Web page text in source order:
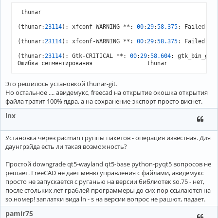
Provides access to QObject or QML objects from HTML
local/qt5-webengine 5.15.19-4 (qt5)
local/qt5-webview 5.15.16-2 (qt5)
local/qt5-x11extras 5.15.18-1 (qt5)
    Provides platform-specific APIs for X11
local/qt5-xcb-private-headers 5.15.18+kde+r109-2
local/qt5-xmlpatterns 5.15.18-1 (qt5)
Support for XPath, XQuery, XSLT and XML schema
local/qt5ct 1.9-1
    Qt5 Configuration Utility
thunar
(thunar:23114): xfconf-WARNING **: 00:29:58.375: Failed to
(thunar:23114): xfconf-WARNING **: 00:29:58.375: Failed to
(thunar:23114): Gtk-CRITICAL **: 00:29:58.604:
Это решилось установкой thunar-git.
Но остальное .... авидемукс, freecad на открытие окошка открытия
файла тратит 100% ядра, а на сохранение-экспорт просто виснет.
lnx
Установка через pacman группы пакетов - операция известная. Для
даунгрэйда есть ли такая возможность?
Простой downgrade qt5-wayland qt5-base python-pyqt5 вопросов не
решает. FreeCAD не дает меню управления с файлами, авидемукс
просто не запускается с руганью на версии библиотек sо.75 - нет,
после стольких лет граблей программеры до сих пор ссылаются на
so.номер! заплатки вида ln - s на версии вопрос не рашют, падает.
pamir75